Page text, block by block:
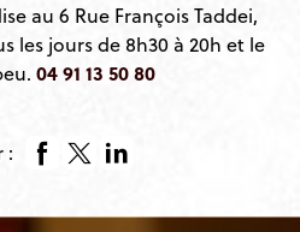
au 6 Rue François Taddei,
les jours de 8h30 à 20h et le
04 91 13 50 80
: